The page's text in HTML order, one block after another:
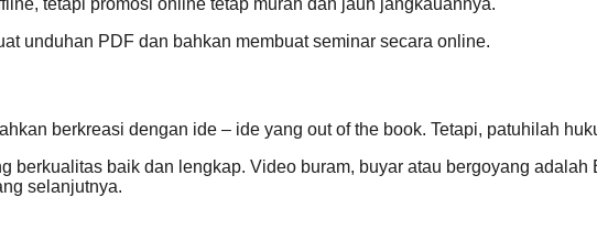
tetapi promosi online tetap murah dan jauh jangkauannya.
unduhan PDF dan bahkan membuat seminar secara online.
berkreasi dengan ide – ide yang out of the book. Tetapi, patuhilah
berkualitas baik dan lengkap. Video buram, buyar atau bergoyang
selanjutnya.